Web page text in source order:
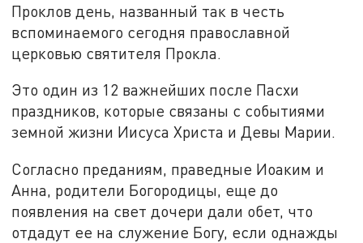
Проклов день, названный так в честь
вспоминаемого сегодня православной
церковью святителя Прокла.
Это один из 12 важнейших после Пасхи
праздников, которые связаны с событиями
земной жизни Иисуса Христа и Девы Марии.
Согласно преданиям, праведные Иоаким и
Анна, родители Богородицы, еще до
появления на свет дочери дали обет, что
отдадут ее на служение Богу, если однажды